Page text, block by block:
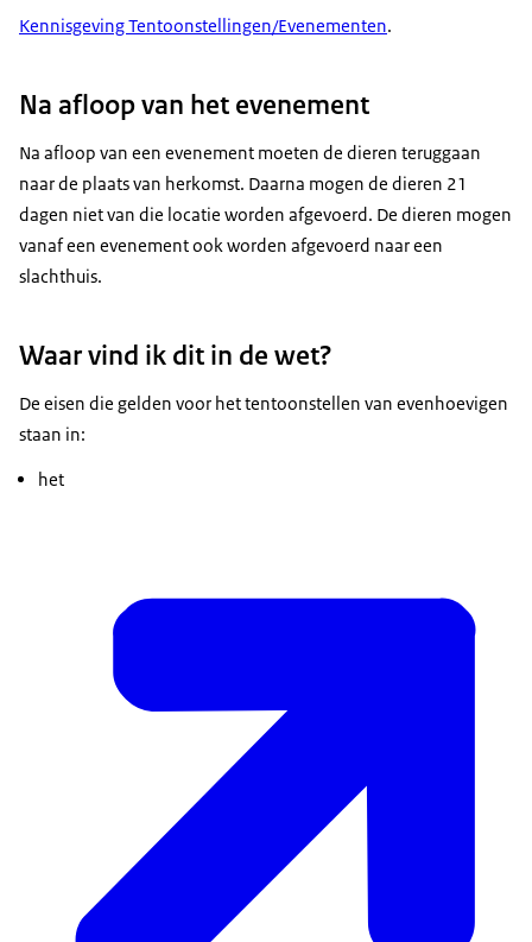
Kennisgeving Tentoonstellingen/Evenementen.
Na afloop van het evenement
Na afloop van een evenement moeten de dieren teruggaan
naar de plaats van herkomst. Daarna mogen de dieren 21
dagen niet van die locatie worden afgevoerd. De dieren mogen
vanaf een evenement ook worden afgevoerd naar een
slachthuis.
Waar vind ik dit in de wet?
De eisen die gelden voor het tentoonstellen van evenhoevigen
staan in:
het